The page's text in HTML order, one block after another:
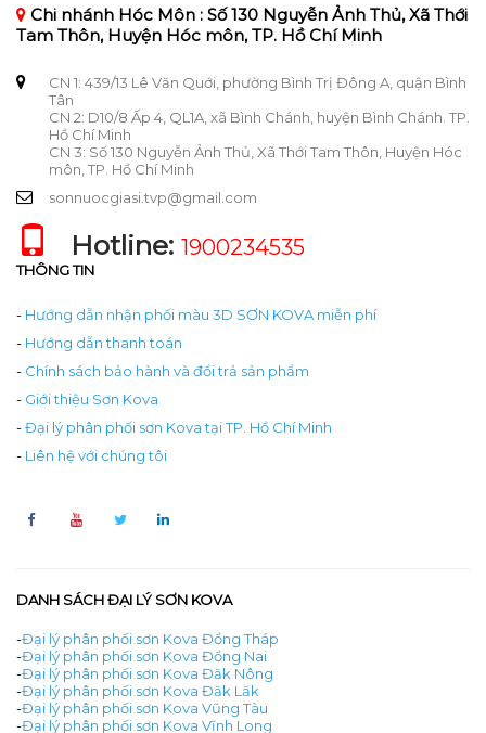
Chi nhánh Hóc Môn : Số 130 Nguyễn Ảnh Thủ, Xã Thới
Tam Thôn, Huyện Hóc môn, TP. Hồ Chí Minh
CN 1: 439/13 Lê Văn Quới, phường Bình Trị Đông A, quận Bình
Tân
CN 2: D10/8 Ấp 4, QL1A, xã Bình Chánh, huyện Bình Chánh. TP.
Hồ Chí Minh
CN 3: Số 130 Nguyễn Ảnh Thủ, Xã Thới Tam Thôn, Huyện Hóc
môn, TP. Hồ Chí Minh
sonnuocgiasi.tvp@gmail.com
Hotline: 1900234535
THÔNG TIN
- Hướng dẫn nhận phối màu 3D SƠN KOVA miễn phí
- Hướng dẫn thanh toán
- Chính sách bảo hành và đổi trả sản phẩm
- Giới thiệu Sơn Kova
-Đại lý phân phối sơn Kova tại TP. Hồ Chí Minh
- Liên hệ với chúng tôi
DANH SÁCH ĐẠI LÝ SƠN KOVA
-Đại lý phân phối sơn Kova Đồng Tháp
-Đại lý phân phối sơn Kova Đồng Nai
-Đại lý phân phối sơn Kova Đăk Nông
-Đại lý phân phối sơn Kova Đăk Lăk
-Đại lý phân phối sơn Kova Vũng Tàu
-Đại lý phân phối sơn Kova Vĩnh Long